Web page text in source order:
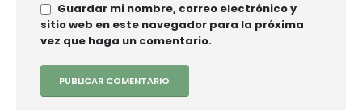
Guardar mi nombre, correo electrónico y
sitio web en este navegador para la próxima
vez que haga un comentario.